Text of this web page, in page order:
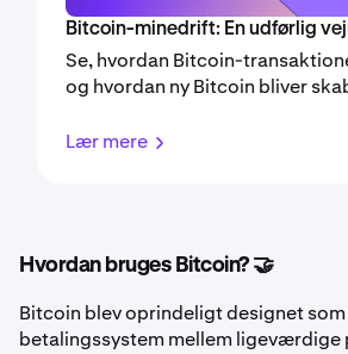
Bitcoin-minedrift: En udførlig
Se, hvordan Bitcoin-
og hvordan ny Bitcoin bliver
Lær mere
Hvordan bruges Bitcoin? 🤝
Bitcoin blev oprindeligt designet
betalingssystem mellem ligeværdige